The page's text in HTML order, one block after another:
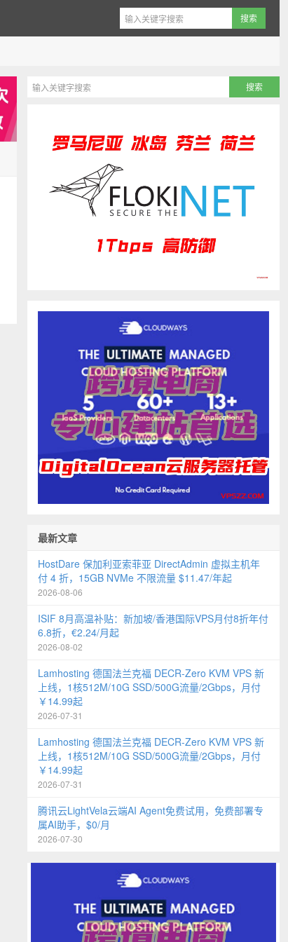
最新文章
HostDare 保加利亚索菲亚 DirectAdmin 虚拟主机年
付 4 折，15GB NVMe 不限流量 $11.47/年起
2026-08-06
ISIF 8月高温补贴：新加坡/香港国际VPS月付8折年付
6.8折，€2.24/月起
2026-08-02
Lamhosting 德国法兰克福 DECR-Zero KVM VPS 新
上线，1核512M/10G SSD/500G流量/2Gbps，月付
￥14.99起
2026-07-31
Lamhosting 德国法兰克福 DECR-Zero KVM VPS 新
上线，1核512M/10G SSD/500G流量/2Gbps，月付
￥14.99起
2026-07-31
腾讯云LightVela云端AI Agent免费试用，免费部署专
属AI助手，$0/月
2026-07-30